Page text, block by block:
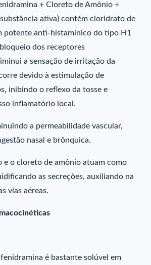
+ Cloreto de Amônio +
ativa) contém cloridrato de
potente anti-histamínico do tipo H1
dos receptores
a sensação de irritação da
devido à estimulação de
inibindo o reflexo da tosse e
inflamatório local.
a permeabilidade vascular,
nasal e brônquica.
e o cloreto de amônio atuam como
as secreções, auxiliando na
vias aéreas.
é bastante solúvel em